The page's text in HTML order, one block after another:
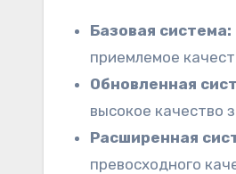
Базовая система:
приемлемое
Обновленная
высокое качество
Расширенная
превосходного